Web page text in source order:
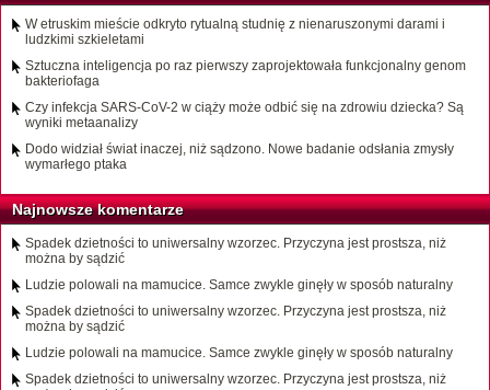
W etruskim mieście odkryto rytualną studnię z nienaruszonymi darami i
ludzkimi szkieletami
Sztuczna inteligencja po raz pierwszy zaprojektowała funkcjonalny genom
bakteriofaga
Czy infekcja SARS-CoV-2 w ciąży może odbić się na zdrowiu dziecka? Są
wyniki metaanalizy
Dodo widział świat inaczej, niż sądzono. Nowe badanie odsłania zmysły
wymarłego ptaka
Najnowsze komentarze
Spadek dzietności to uniwersalny wzorzec. Przyczyna jest prostsza, niż
można by sądzić
Ludzie polowali na mamucice. Samce zwykle ginęły w sposób naturalny
Spadek dzietności to uniwersalny wzorzec. Przyczyna jest prostsza, niż
można by sądzić
Ludzie polowali na mamucice. Samce zwykle ginęły w sposób naturalny
Spadek dzietności to uniwersalny wzorzec. Przyczyna jest prostsza, niż